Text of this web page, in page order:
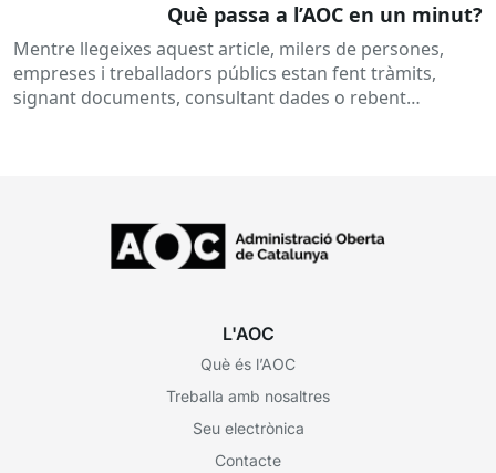
Què passa a l’AOC en un minut?
Mentre llegeixes aquest article, milers de persones,
empreses i treballadors públics estan fent tràmits,
signant documents, consultant dades o rebent
L'AOC
Què és l’AOC
Treballa amb nosaltres
Seu electrònica
Contacte